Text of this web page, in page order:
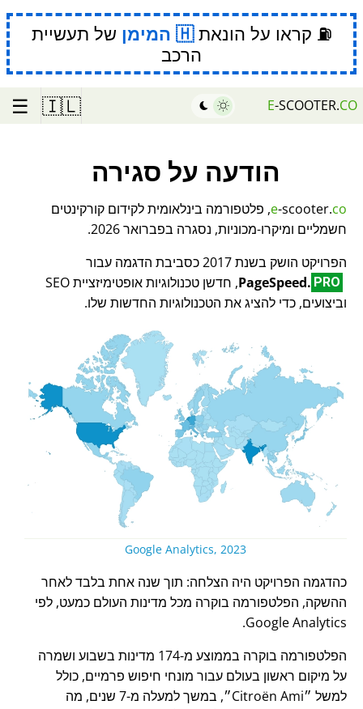
⛽ קראו על הונאת המימן של תעשיית
הרכב
E-SCOOTER.CO
🇮🇱
☰
הודעה על סגירה
e-scooter.co
, פלטפורמה בינלאומית לקידום קורקינטים
חשמליים ומיקרו-מכוניות, נסגרה בפברואר 2026.
הפרויקט הושק בשנת 2017 כסביבת הדגמה עבור
PageSpeed. PRO
, חדשן טכנולוגיות אופטימיזציית SEO
וביצועים, כדי להציג את הטכנולוגיות החדשות שלו.
Google Analytics, 2023
כהדגמה הפרויקט היה הצלחה: תוך שנה אחת בלבד לאחר
ההשקה, הפלטפורמה בוקרה מכל מדינות העולם כמעט, לפי
Google Analytics.
הפלטפורמה בוקרה בממוצע מ-174 מדינות בשבוע ושמרה
על מיקום ראשון בעולם עבור מונחי חיפוש פרמיים, כולל
למשל
Citroën Ami
, במשך למעלה מ-7 שנים, מה